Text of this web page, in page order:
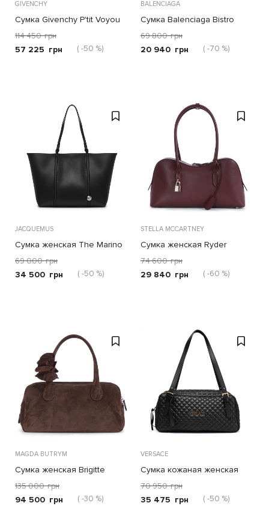
GIVENCHY
Сумка Givenchy P'tit Voyou
чёрная
114 450 грн
57 225 грн ( -50 %)
BALENCIAGA
Сумка Balenciaga Bistro
розовая
69 800 грн
20 940 грн ( -70 %)
JACQUEMUS
Сумка женская The Marino
69 000 грн
34 500 грн ( -50 %)
STELLA MCCARTNEY
Сумка женская Ryder
74 600 грн
29 840 грн ( -60 %)
MAGDA BUTRYM
Сумка женская Brigitte
135 000 грн
94 500 грн ( -30 %)
VERSACE
Сумка кожаная женская
70 950 грн
35 475 грн ( -50 %)